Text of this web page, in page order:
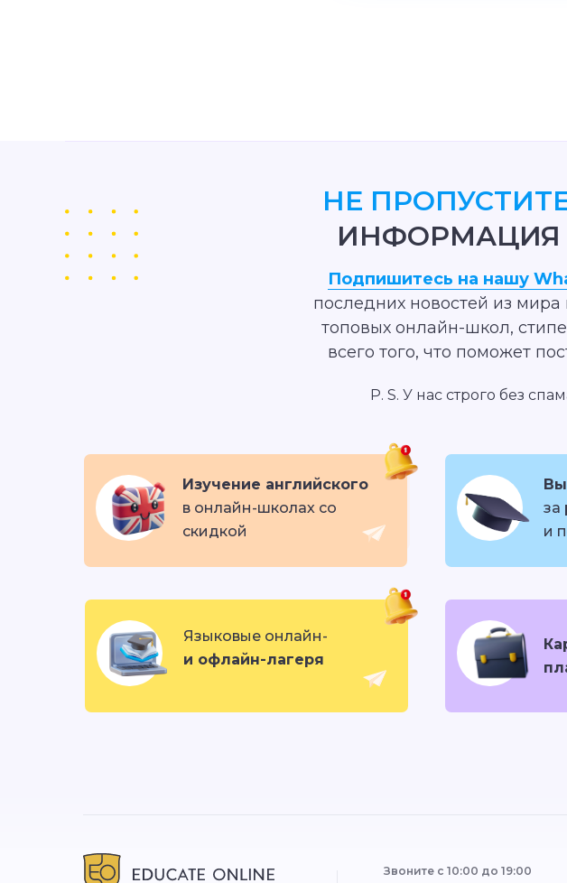
Изучение английского
в онлайн-школах со
скидкой
Подпишитесь на нашу
последних новостей из
топовых онлайн-школ,
всего того, что поможет
НЕ
ИНФОРМАЦИЯ
P. S. У нас строго без
за
и
Языковые онлайн-
и офлайн-лагеря
Звоните с 10:00 до 19:00